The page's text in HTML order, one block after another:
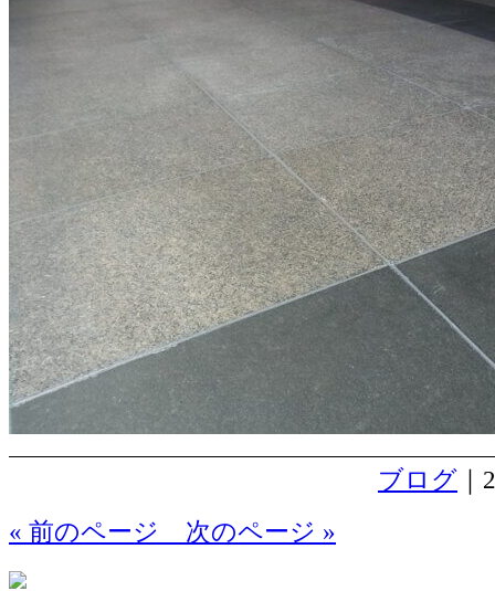
ブログ
« 前のページ
次のページ »